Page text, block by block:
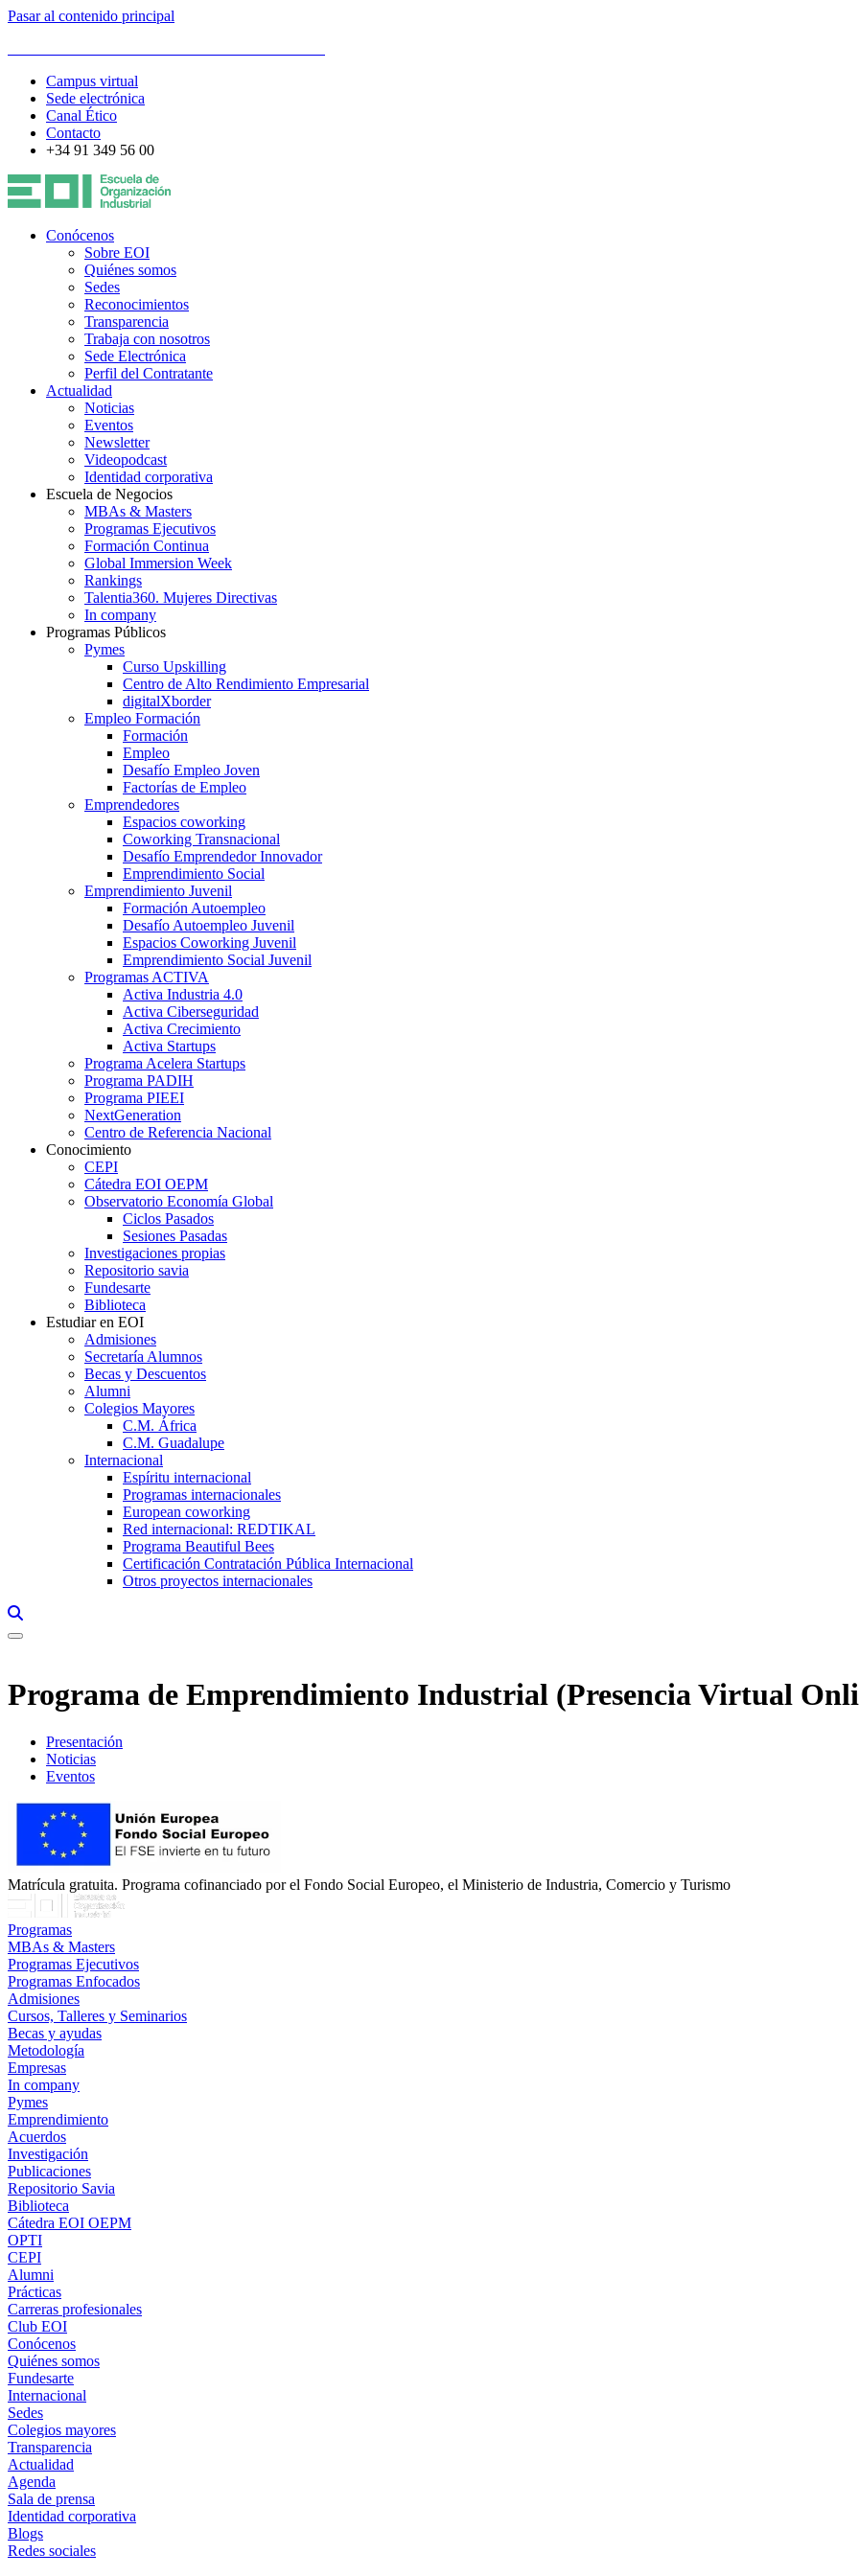
Pasar al contenido principal
Campus virtual
Sede electrónica
Canal Ético
Contacto
+34 91 349 56 00
Conócenos
Sobre EOI
Quiénes somos
Sedes
Reconocimientos
Transparencia
Trabaja con nosotros
Sede Electrónica
Perfil del Contratante
Actualidad
Noticias
Eventos
Newsletter
Videopodcast
Identidad corporativa
Escuela de Negocios
MBAs & Masters
Programas Ejecutivos
Formación Continua
Global Immersion Week
Rankings
Talentia360. Mujeres Directivas
In company
Programas Públicos
Pymes
Curso Upskilling
Centro de Alto Rendimiento Empresarial
digitalXborder
Empleo Formación
Formación
Empleo
Desafío Empleo Joven
Factorías de Empleo
Emprendedores
Espacios coworking
Coworking Transnacional
Desafío Emprendedor Innovador
Emprendimiento Social
Emprendimiento Juvenil
Formación Autoempleo
Desafío Autoempleo Juvenil
Espacios Coworking Juvenil
Emprendimiento Social Juvenil
Programas ACTIVA
Activa Industria 4.0
Activa Ciberseguridad
Activa Crecimiento
Activa Startups
Programa Acelera Startups
Programa PADIH
Programa PIEEI
NextGeneration
Centro de Referencia Nacional
Conocimiento
CEPI
Cátedra EOI OEPM
Observatorio Economía Global
Ciclos Pasados
Sesiones Pasadas
Investigaciones propias
Repositorio savia
Fundesarte
Biblioteca
Estudiar en EOI
Admisiones
Secretaría Alumnos
Becas y Descuentos
Alumni
Colegios Mayores
C.M. África
C.M. Guadalupe
Internacional
Espíritu internacional
Programas internacionales
European coworking
Red internacional: REDTIKAL
Programa Beautiful Bees
Certificación Contratación Pública Internacional
Otros proyectos internacionales
Programa de Emprendimiento Industrial (Presencia Virtual
Presentación
Noticias
Eventos
Matrícula gratuita. Programa cofinanciado por el Fondo Social Europeo, el Ministerio de Industria, Comercio y Turismo
Programas
MBAs & Masters
Programas Ejecutivos
Programas Enfocados
Admisiones
Cursos, Talleres y Seminarios
Becas y ayudas
Metodología
Empresas
In company
Pymes
Emprendimiento
Acuerdos
Investigación
Publicaciones
Repositorio Savia
Biblioteca
Cátedra EOI OEPM
OPTI
CEPI
Alumni
Prácticas
Carreras profesionales
Club EOI
Conócenos
Quiénes somos
Fundesarte
Internacional
Sedes
Colegios mayores
Transparencia
Actualidad
Agenda
Sala de prensa
Identidad corporativa
Blogs
Redes sociales